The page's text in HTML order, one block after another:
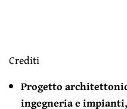
Crediti
Progetto
ingegneria e